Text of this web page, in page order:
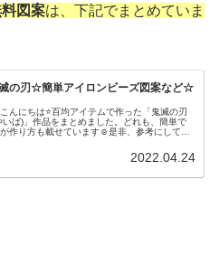
図案は、下記でまとめていま
の刃☆簡単アイロンビーズ図案など☆
んにちは⭐百均アイテムで作った「鬼滅の刃
いば)」作品をまとめました。どれも、簡単で
作り方も載せています☺️是非、参考にしてみ
2022.04.24